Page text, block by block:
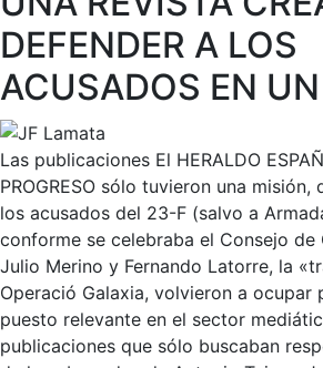
DEFENDER A LOS
ACUSADOS EN
Las publicaciones El HERALDO
PROGRESO sólo tuvieron una
los acusados del 23-F (salvo a
conforme se celebraba el Consejo de
Julio Merino y Fernando Latorre, la
Operació Galaxia, volvieron a ocupar
puesto relevante en el sector
publicaciones que sólo buscaban